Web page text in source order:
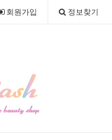
회원가입 정보찾기